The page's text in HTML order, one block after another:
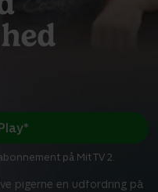
pigerne en udfordring på
på Mit TV 2.